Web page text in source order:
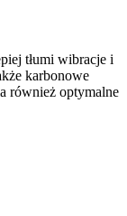
tłumi wibracje i
karbonowe
również optymalne